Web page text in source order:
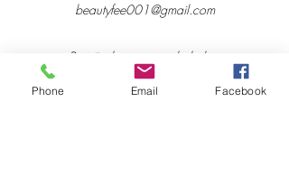
beautyfee001@gmail.com
Preisänderungen vorbehalten
Inh. Sylvia Huss
Phone Email Facebook